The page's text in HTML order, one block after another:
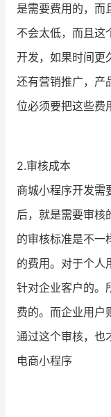
是需要费用的，而
不会太低，而且这
开发，如果时间更
还有营销推广，产
位必须要把这些费
2.审核成本
商城小程序开发需
后，就是需要审核
的审核标准是不一
的费用。对于个人
针对企业客户的。
费的。而企业用户
通过这个审核，也
电商小程序